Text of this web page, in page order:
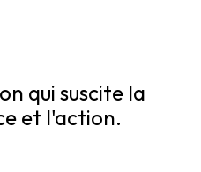
qui suscite la
et l'action.